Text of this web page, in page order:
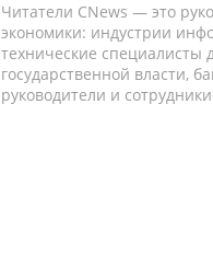
Читатели CNews — это
экономики: индустрии
технические
государственной власти,
руководители и